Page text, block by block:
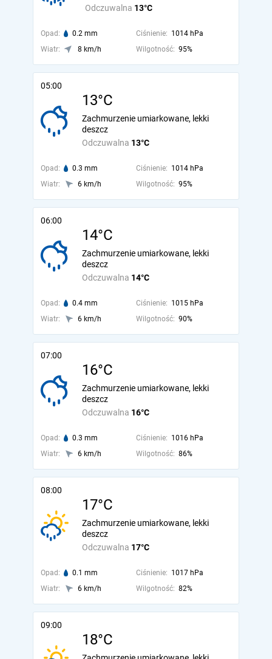
Odczuwalna 13°C
Opad: 0.2 mm Ciśnienie: 1014 hPa
Wiatr:
8 km/h Wilgotność: 95%
05:00
13°C
Odczuwalna 13°C
Zachmurzenie umiarkowane, lekki
deszcz
Opad: 0.3 mm Ciśnienie: 1014 hPa
Wiatr:
6 km/h Wilgotność: 95%
06:00
14°C
Odczuwalna 14°C
Zachmurzenie umiarkowane, lekki
deszcz
Opad: 0.4 mm Ciśnienie: 1015 hPa
Wiatr:
6 km/h Wilgotność: 90%
07:00
16°C
Odczuwalna 16°C
Zachmurzenie umiarkowane, lekki
deszcz
Opad: 0.3 mm Ciśnienie: 1016 hPa
Wiatr:
6 km/h Wilgotność: 86%
08:00
17°C
Odczuwalna 17°C
Zachmurzenie umiarkowane, lekki
deszcz
Opad: 0.1 mm Ciśnienie: 1017 hPa
Wiatr:
6 km/h Wilgotność: 82%
09:00
18°C